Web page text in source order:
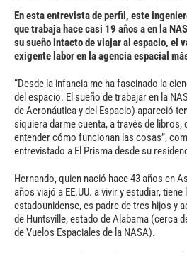
En esta entrevista de perfil, este
que trabaja hace casi 19 años a en la
su sueño intacto de viajar al espacio, el
exigente labor en la agencia espacial
“Desde la infancia me ha fascinado la
del espacio. El sueño de trabajar en la
de Aeronáutica y del Espacio) apareció
siquiera darme cuenta, a través de libros,
entender cómo funcionan las cosas”,
entrevistado a El Prisma desde su
Hernando, quien nació hace 43 años en
años viajó a EE.UU. a vivir y estudiar,
estadounidense, es padre de tres hijos y
de Huntsville, estado de Alabama (cerca
de Vuelos Espaciales de la NASA).